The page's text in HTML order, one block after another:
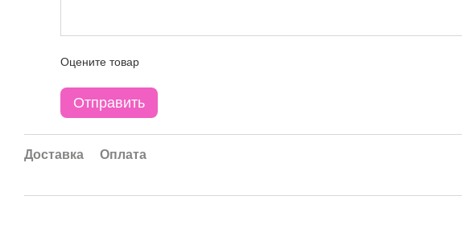
Оцените товар
Отправить
Доставка Оплата